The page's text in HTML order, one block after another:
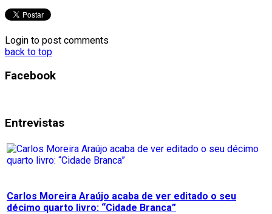
Login to post comments
back to top
Facebook
Entrevistas
Carlos Moreira Araújo acaba de ver editado o seu
décimo quarto livro: “Cidade Branca”